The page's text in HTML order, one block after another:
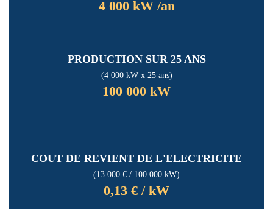
4 000 kW /an
PRODUCTION SUR 25 ANS
(4 000 kW x 25 ans)
100 000 kW
COUT DE REVIENT DE L'ELECTRICITE
(13 000 € / 100 000 kW)
0,13 € / kW